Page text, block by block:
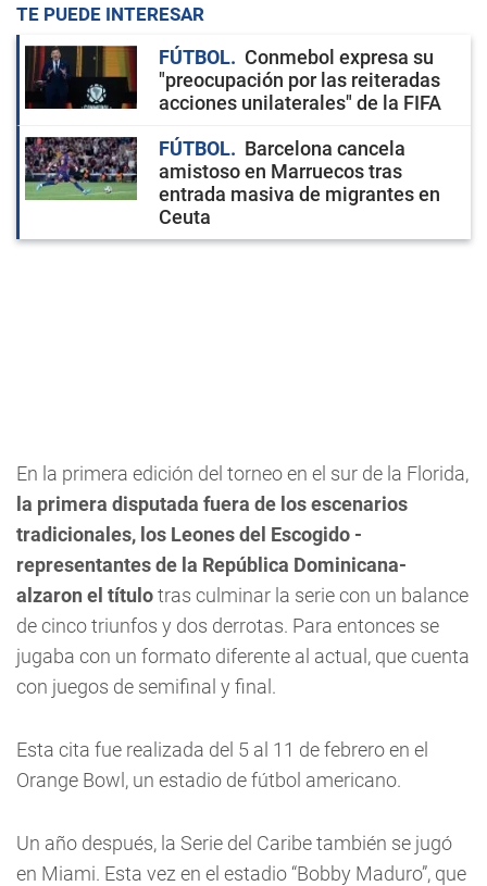
TE PUEDE INTERESAR
FÚTBOL
Conmebol expresa su
"preocupación por las reiteradas
acciones unilaterales" de la FIFA
FÚTBOL
Barcelona cancela
amistoso en Marruecos tras
entrada masiva de migrantes en
Ceuta
En la primera edición del torneo en el sur de la Florida,
la primera disputada fuera de los escenarios
tradicionales, los Leones del Escogido -
representantes de la República Dominicana-
alzaron el títulotras culminar la serie con un balance
de cinco triunfos y dos derrotas. Para entonces se
jugaba con un formato diferente al actual, que cuenta
con juegos de semifinal y final.
Esta cita fue realizada del 5 al 11 de febrero en el
Orange Bowl, un estadio de fútbol americano.
Un año después, la Serie del Caribe también se jugó
en Miami. Esta vez en el estadio “Bobby Maduro”, que